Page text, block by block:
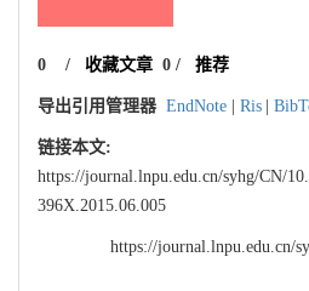
0 / 收藏文章 0/ 推荐
导出引用管理器 EndNote Ris
链接本文:
https://journal.lnpu.edu.cn/syhg/CN/
396X.2015.06.005
https://journal.lnpu.edu.cn/